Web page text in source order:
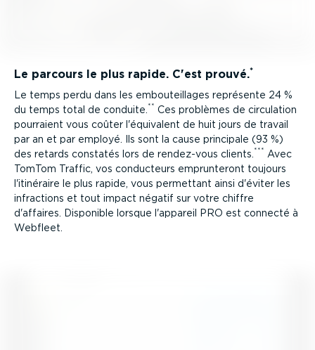
Le parcours le plus rapide. C'est prouvé.*
Le temps perdu dans les embou­teillages représente 24 %
du temps total de conduite. ** Ces problèmes de circulation
pourraient vous coûter l'équivalent de huit jours de travail
par an et par employé. Ils sont la cause principale (93 %)
des retards constatés lors de rendez-vous clients. *** Avec
TomTom Traffic, vos conducteurs emprun­teront toujours
l'itinéraire le plus rapide, vous permettant ainsi d'éviter les
infractions et tout impact négatif sur votre chiffre
d'affaires. Disponible lorsque l'appareil PRO est connecté à
Webfleet.